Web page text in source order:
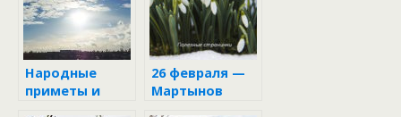
Народные
приметы и
26 февраля —
Мартынов